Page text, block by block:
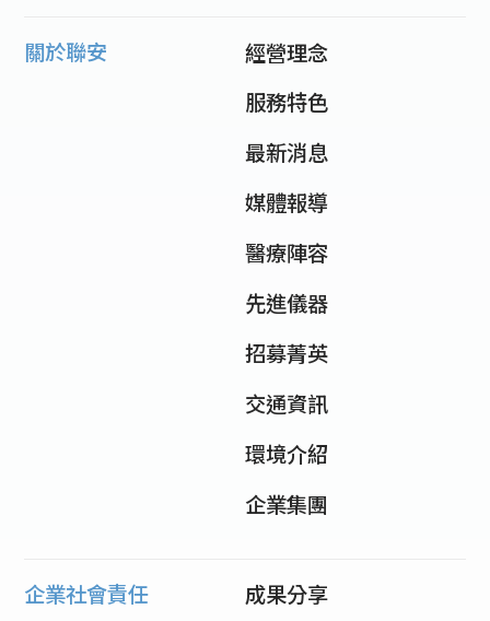
關於聯安
經營理念
服務特色
最新消息
媒體報導
醫療陣容
先進儀器
招募菁英
交通資訊
環境介紹
企業集團
企業社會責任
成果分享